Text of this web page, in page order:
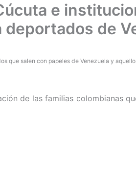
e
deportados de
que salen con papeles de Venezuela y
de las familias colombianas